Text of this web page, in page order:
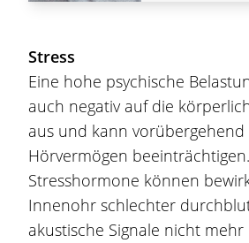
Stress
Eine hohe psychische
auch negativ auf die
aus und kann vorübergehend
Hörvermögen
Stresshormone können
Innenohr schlechter
akustische Signale nicht